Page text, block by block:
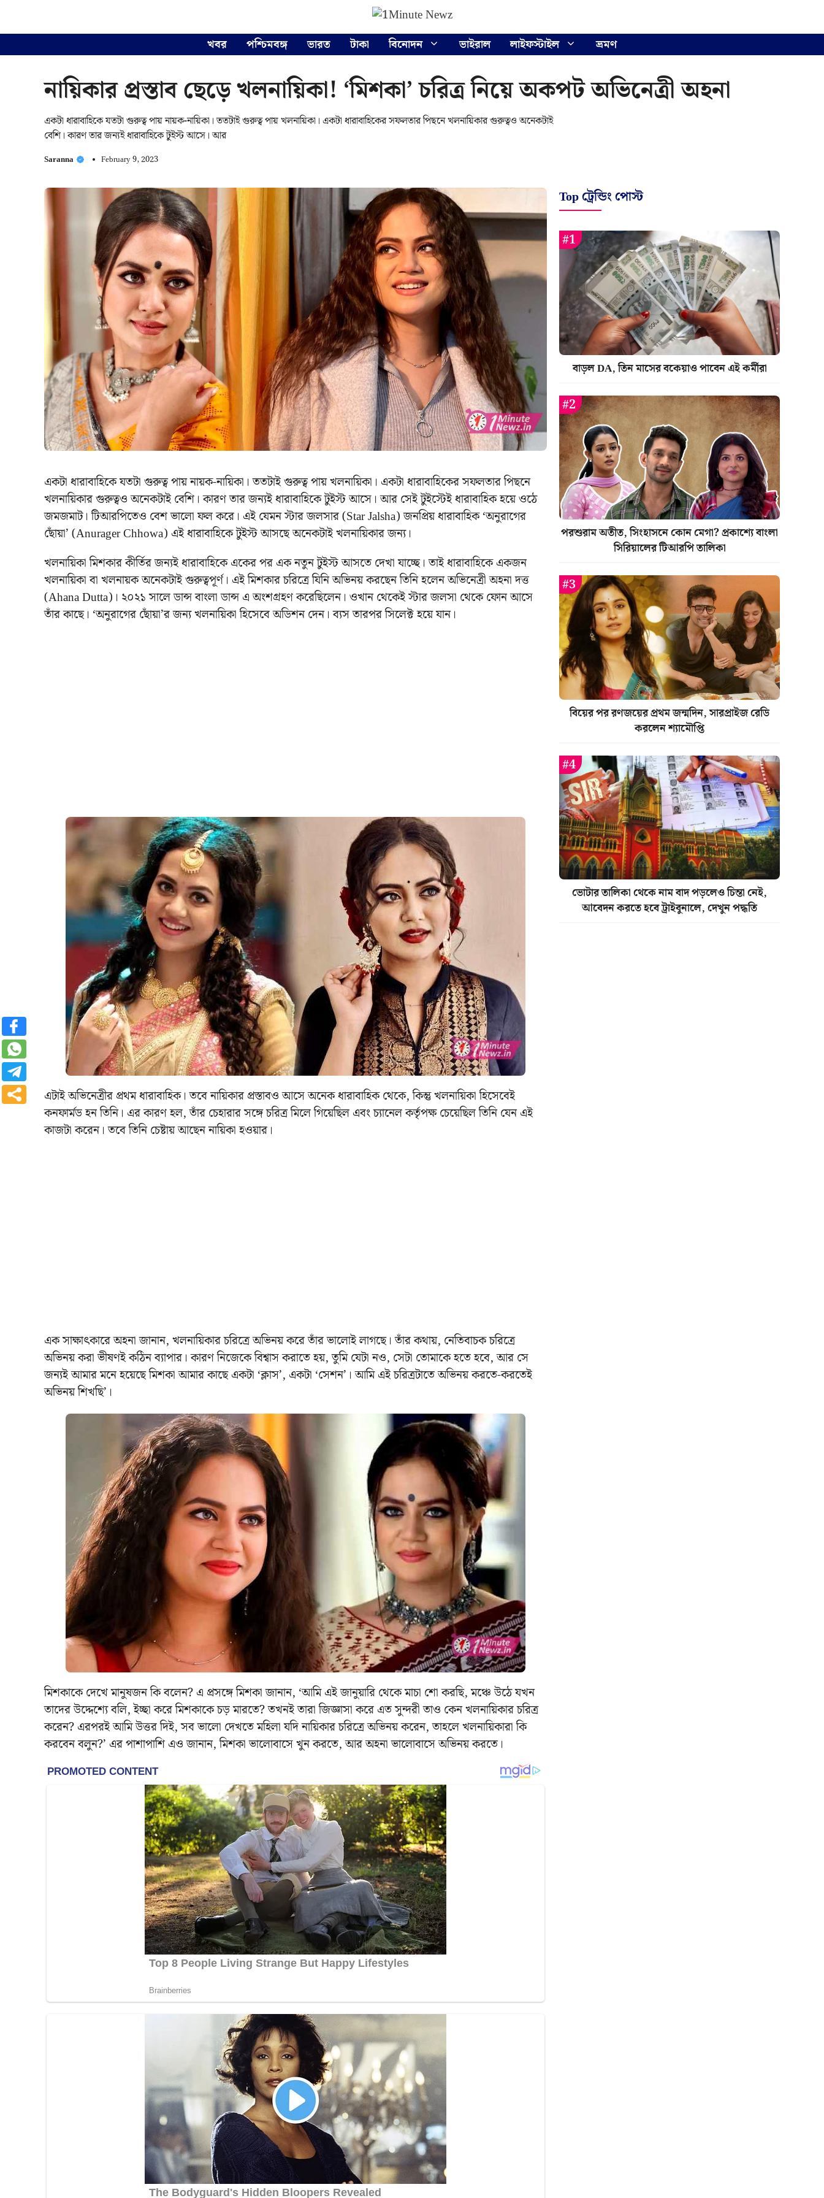
খবর পশ্চিমবঙ্গ ভারত টাকা বিনোদন ভাইরাল লাইফস্টাইল ভ্রমণ
নায়িকার প্রস্তাব ছেড়ে খলনায়িকা! ‘মিশকা’ চরিত্র নিয়ে অকপট অভিনেত্রী অহনা
একটা ধারাবাহিকে যতটা গুরুত্ব পায় নায়ক-নায়িকা। ততটাই গুরুত্ব পায় খলনায়িকা। একটা ধারাবাহিকের সফলতার পিছনে খলনায়িকার গুরুত্বও অনেকটাই
বেশি। কারণ তার জন্যই ধারাবাহিকে টুইস্ট আসে। আর
Saranna February 9, 2023
একটা ধারাবাহিকে যতটা গুরুত্ব পায় নায়ক-নায়িকা। ততটাই গুরুত্ব পায় খলনায়িকা। একটা ধারাবাহিকের সফলতার পিছনে
খলনায়িকার গুরুত্বও অনেকটাই বেশি। কারণ তার জন্যই ধারাবাহিকে টুইস্ট আসে। আর সেই টুইস্টেই ধারাবাহিক হয়ে ওঠে
জমজমাট। টিআরপিতেও বেশ ভালো ফল করে। এই যেমন স্টার জলসার (Star Jalsha) জনপ্রিয় ধারাবাহিক ‘অনুরাগের
ছোঁয়া’ (Anurager Chhowa) এই ধারাবাহিকে টুইস্ট আসছে অনেকটাই খলনায়িকার জন্য।
খলনায়িকা মিশকার কীর্তির জন্যই ধারাবাহিকে একের পর এক নতুন টুইস্ট আসতে দেখা যাচ্ছে। তাই ধারাবাহিকে একজন
খলনায়িকা বা খলনায়ক অনেকটাই গুরুত্বপূর্ণ। এই মিশকার চরিত্রে যিনি অভিনয় করছেন তিনি হলেন অভিনেত্রী অহনা দত্ত
(Ahana Dutta)। ২০২১ সালে ডান্স বাংলা ডান্স এ অংশগ্রহণ করেছিলেন। ওখান থেকেই স্টার জলসা থেকে ফোন আসে
তাঁর কাছে। ‘অনুরাগের ছোঁয়া’র জন্য খলনায়িকা হিসেবে অডিশন দেন। ব্যস তারপর সিলেক্ট হয়ে যান।
এটাই অভিনেত্রীর প্রথম ধারাবাহিক। তবে নায়িকার প্রস্তাবও আসে অনেক ধারাবাহিক থেকে, কিন্তু খলনায়িকা হিসেবেই
কনফার্মড হন তিনি। এর কারণ হল, তাঁর চেহারার সঙ্গে চরিত্র মিলে গিয়েছিল এবং চ্যানেল কর্তৃপক্ষ চেয়েছিল তিনি যেন এই
কাজটা করেন। তবে তিনি চেষ্টায় আছেন নায়িকা হওয়ার।
এক সাক্ষাৎকারে অহনা জানান, খলনায়িকার চরিত্রে অভিনয় করে তাঁর ভালোই লাগছে। তাঁর কথায়, নেতিবাচক চরিত্রে
অভিনয় করা ভীষণই কঠিন ব্যাপার। কারণ নিজেকে বিশ্বাস করাতে হয়, তুমি যেটা নও, সেটা তোমাকে হতে হবে, আর সে
জন্যই আমার মনে হয়েছে মিশকা আমার কাছে একটা ‘ক্লাস’, একটা ‘সেশন’। আমি এই চরিত্রটাতে অভিনয় করতে-করতেই
অভিনয় শিখছি’।
মিশকাকে দেখে মানুষজন কি বলেন? এ প্রসঙ্গে মিশকা জানান, ‘আমি এই জানুয়ারি থেকে মাচা শো করছি, মঞ্চে উঠে যখন
তাদের উদ্দেশ্যে বলি, ইচ্ছা করে মিশকাকে চড় মারতে? তখনই তারা জিজ্ঞাসা করে এত সুন্দরী তাও কেন খলনায়িকার চরিত্র
করেন? এরপরই আমি উত্তর দিই, সব ভালো দেখতে মহিলা যদি নায়িকার চরিত্রে অভিনয় করেন, তাহলে খলনায়িকারা কি
করবেন বলুন?’ এর পাশাপাশি এও জানান, মিশকা ভালোবাসে খুন করতে, আর অহনা ভালোবাসে অভিনয় করতে।
Top ট্রেন্ডিং পোস্ট
বাড়ল DA, তিন মাসের বকেয়াও পাবেন এই কর্মীরা
পরশুরাম অতীত, সিংহাসনে কোন মেগা? প্রকাশ্যে বাংলা
সিরিয়ালের টিআরপি তালিকা
বিয়ের পর রণজয়ের প্রথম জন্মদিন, সারপ্রাইজ রেডি
করলেন শ্যামৌপ্তি
ভোটার তালিকা থেকে নাম বাদ পড়লেও চিন্তা নেই,
আবেদন করতে হবে ট্রাইবুনালে, দেখুন পদ্ধতি